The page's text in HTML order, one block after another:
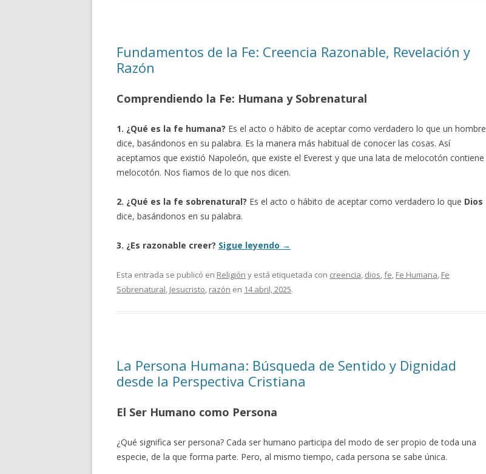
Fundamentos de la Fe: Creencia Razonable, Revelación y
Razón
Comprendiendo la Fe: Humana y Sobrenatural
1. ¿Qué es la fe humana? Es el acto o hábito de aceptar como verdadero lo que un hombre
dice, basándonos en su palabra. Es la manera más habitual de conocer las cosas. Así
aceptamos que existió Napoleón, que existe el Everest y que una lata de melocotón contiene
melocotón. Nos fiamos de lo que nos dicen.
2. ¿Qué es la fe sobrenatural? Es el acto o hábito de aceptar como verdadero lo que Dios
dice, basándonos en su palabra.
3. ¿Es razonable creer? Sigue leyendo →
Esta entrada se publicó en Religión y está etiquetada con creencia, dios,fe, Fe Humana, Fe
Sobrenatural, Jesucristo, razón en 14 abril, 2025.
La Persona Humana: Búsqueda de Sentido y Dignidad
desde la Perspectiva Cristiana
El Ser Humano como Persona
¿Qué significa ser persona? Cada ser humano participa del modo de ser propio de toda una
especie, de la que forma parte. Pero, al mismo tiempo, cada persona se sabe única.